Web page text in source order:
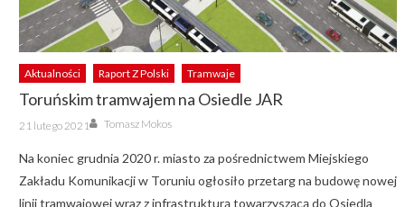
Aktualności Raport Z Polski Tramwaje
Toruńskim tramwajem na Osiedle JAR
Posted
on
21 lutego 2021 Author
Tomasz Mokos
Na koniec grudnia 2020 r. miasto za pośrednictwem Miejskiego
Zakładu Komunikacji w Toruniu ogłosiło przetarg na budowę nowej
linii tramwajowej wraz z infrastrukturą towarzyszącą do Osiedla